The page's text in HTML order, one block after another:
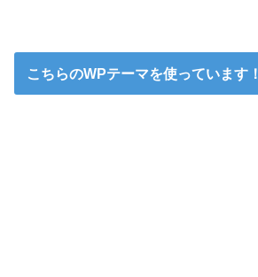
こちらのWPテーマを使っています！